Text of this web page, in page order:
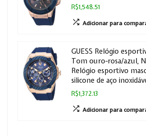
R$1,548.51
Adicionar para
GUESS Relógio
Tom ouro-rosa/azul,
Relógio esportivo
silicone de aço
R$1,372.13
Adicionar para